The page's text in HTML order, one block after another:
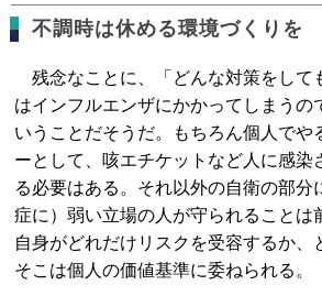
不調時は休める環境づくりを
残念なことに、「どんな対策をして
はインフルエンザにかかってしまうの
いうことだそうだ。もちろん個人でや
ーとして、咳エチケットなど人に感染
る必要はある。それ以外の自衛の部分
症に）弱い立場の人が守られることは
自身がどれだけリスクを受容するか、
そこは個人の価値基準に委ねられる。